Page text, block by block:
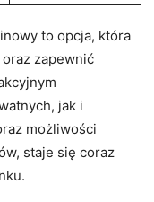
to opcja, która
zapewnić
jak i
możliwości
staje się⁣ coraz